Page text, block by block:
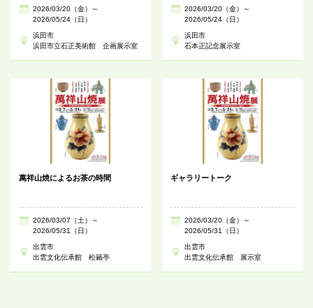
2026/03/20（金）～
2026/05/24（日）
浜田市
浜田市立石正美術館 企画展示室
2026/03/20（金）～
2026/05/24（日）
浜田市
石本正記念展示室
萬祥山焼によるお茶の時間
2026/03/07（土）～
2026/05/31（日）
出雲市
出雲文化伝承館 松籟亭
ギャラリートーク
2026/03/20（金）～
2026/05/31（日）
出雲市
出雲文化伝承館 展示室